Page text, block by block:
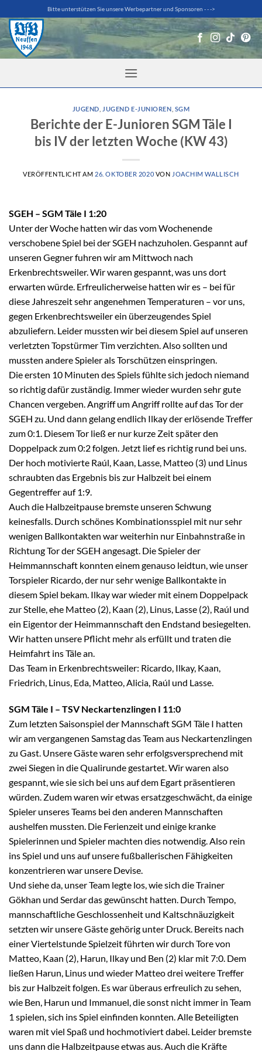
Inhalt
springen
Bitte unterstützen Sie unsere Werbepartner und Sponsoren - - ->
JUGEND JUGEND E-JUNIOREN SGM
Berichte der E-Junioren SGM Täle I
bis IV der letzten Woche (KW 43)
VERÖFFENTLICHT AM 26. OKTOBER 2020 VON JOACHIM WALLISCH
SGEH – SGM Täle I 1:20
Unter der Woche hatten wir das vom Wochenende
verschobene Spiel bei der SGEH nachzuholen. Gespannt auf
unseren Gegner fuhren wir am Mittwoch nach
Erkenbrechtsweiler. Wir waren gespannt, was uns dort
erwarten würde. Erfreulicherweise hatten wir es – bei für
diese Jahreszeit sehr angenehmen Temperaturen – vor uns,
gegen Erkenbrechtsweiler ein überzeugendes Spiel
abzuliefern. Leider mussten wir bei diesem Spiel auf unseren
verletzten Topstürmer Tim verzichten. Also sollten und
mussten andere Spieler als Torschützen einspringen.
Die ersten 10 Minuten des Spiels fühlte sich jedoch niemand
so richtig dafür zuständig. Immer wieder wurden sehr gute
Chancen vergeben. Angriff um Angriff rollte auf das Tor der
SGEH zu. Und dann gelang endlich Ilkay der erlösende Treffer
zum 0:1. Diesem Tor ließ er nur kurze Zeit später den
Doppelpack zum 0:2 folgen. Jetzt lief es richtig rund bei uns.
Der hoch motivierte Raúl, Kaan, Lasse, Matteo (3) und Linus
schraubten das Ergebnis bis zur Halbzeit bei einem
Gegentreffer auf 1:9.
Auch die Halbzeitpause bremste unseren Schwung
keinesfalls. Durch schönes Kombinationsspiel mit nur sehr
wenigen Ballkontakten war weiterhin nur Einbahnstraße in
Richtung Tor der SGEH angesagt. Die Spieler der
Heimmannschaft konnten einem genauso leidtun, wie unser
Torspieler Ricardo, der nur sehr wenige Ballkontakte in
diesem Spiel bekam. Ilkay war wieder mit einem Doppelpack
zur Stelle, ehe Matteo (2), Kaan (2), Linus, Lasse (2), Raúl und
ein Eigentor der Heimmannschaft den Endstand besiegelten.
Wir hatten unsere Pflicht mehr als erfüllt und traten die
Heimfahrt ins Täle an.
Das Team in Erkenbrechtsweiler: Ricardo, Ilkay, Kaan,
Friedrich, Linus, Eda, Matteo, Alicia, Raúl und Lasse.
SGM Täle I – TSV Neckartenzlingen I 11:0
Zum letzten Saisonspiel der Mannschaft SGM Täle I hatten
wir am vergangenen Samstag das Team aus Neckartenzlingen
zu Gast. Unsere Gäste waren sehr erfolgsversprechend mit
zwei Siegen in die Qualirunde gestartet. Wir waren also
gespannt, wie sie sich bei uns auf dem Egart präsentieren
würden. Zudem waren wir etwas ersatzgeschwächt, da einige
Spieler unseres Teams bei den anderen Mannschaften
aushelfen mussten. Die Ferienzeit und einige kranke
Spielerinnen und Spieler machten dies notwendig. Also rein
ins Spiel und uns auf unsere fußballerischen Fähigkeiten
konzentrieren war unsere Devise.
Und siehe da, unser Team legte los, wie sich die Trainer
Gökhan und Serdar das gewünscht hatten. Durch Tempo,
mannschaftliche Geschlossenheit und Kaltschnäuzigkeit
setzten wir unsere Gäste gehörig unter Druck. Bereits nach
einer Viertelstunde Spielzeit führten wir durch Tore von
Matteo, Kaan (2), Harun, Ilkay und Ben (2) klar mit 7:0. Dem
ließen Harun, Linus und wieder Matteo drei weitere Treffer
bis zur Halbzeit folgen. Es war überaus erfreulich zu sehen,
wie Ben, Harun und Immanuel, die sonst nicht immer in Team
1 spielen, sich ins Spiel einfinden konnten. Alle Beteiligten
waren mit viel Spaß und hochmotiviert dabei. Leider bremste
uns dann die Halbzeitpause etwas aus. Auch die Kräfte